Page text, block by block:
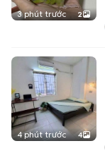
3 phút trước 2
4 phút trước 4